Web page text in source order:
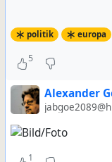
politik europa
5
Alexander
1